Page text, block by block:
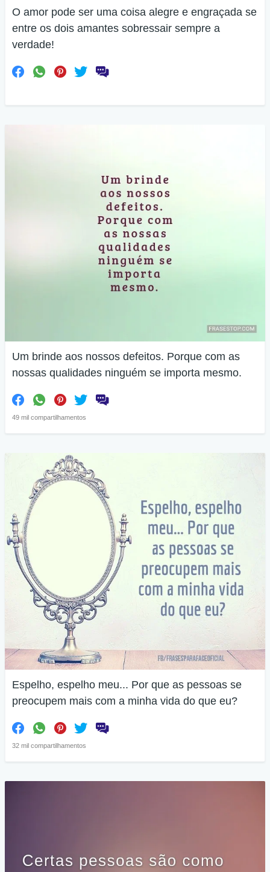
O amor pode ser uma coisa alegre e engraçada se
entre os dois amantes sobressair sempre a
verdade!
Um brinde aos nossos defeitos. Porque com as
nossas qualidades ninguém se importa mesmo.
49 mil compartilhamentos
Espelho, espelho meu... Por que as pessoas se
preocupem mais com a minha vida do que eu?
32 mil compartilhamentos